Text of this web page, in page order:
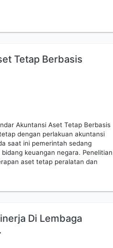
Tetap Berbasis
Akuntansi Aset Tetap Berbasis
dengan perlakuan akuntansi
saat ini pemerintah sedang
keuangan negara. Penelitian
aset tetap peralatan dan
Di Lembaga